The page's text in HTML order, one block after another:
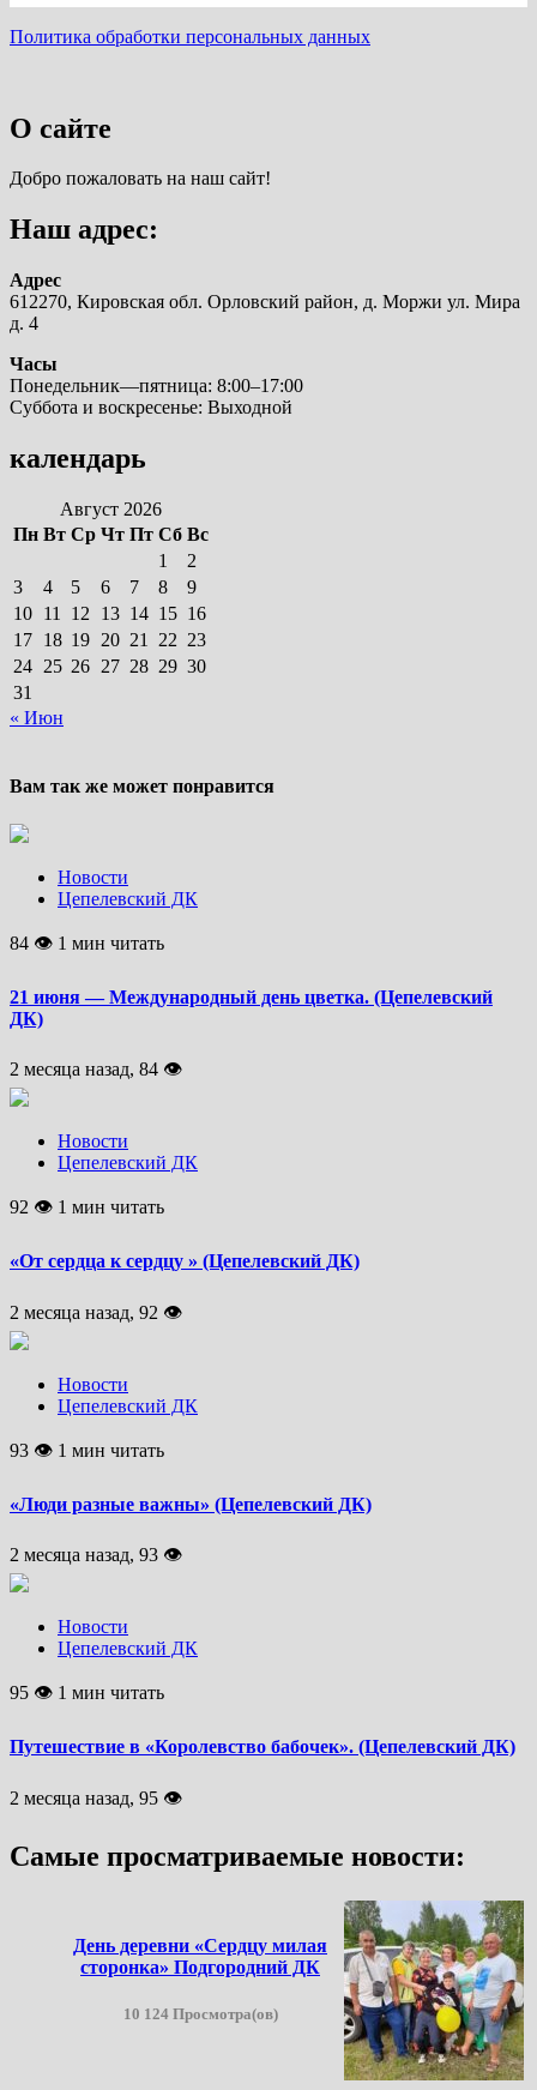
Политика обработки персональных данных
О сайте
Добро пожаловать на наш сайт!
Наш адрес:
Адрес
612270, Кировская обл. Орловский район, д. Моржи ул. Мира
д. 4
Часы
Понедельник—пятница: 8:00–17:00
Суббота и воскресенье: Выходной
календарь
Август 2026
Пн Вт Ср Чт Пт Сб Вс
1
2
3
4 5 6 7 8
9
10 11 12 13 14 15 16
17 18 19 20 21 22 23
24 25 26 27 28 29 30
31
« Июн
Вам так же может понравится
Новости
Цепелевский ДК
84 👁 1 мин читать
21 июня — Международный день цветка. (Цепелевский
ДК)
2 месяца назад, 84 👁
Новости
Цепелевский ДК
92 👁 1 мин читать
«От сердца к сердцу » (Цепелевский ДК)
2 месяца назад, 92 👁
Новости
Цепелевский ДК
93 👁 1 мин читать
«Люди разные важны» (Цепелевский ДК)
2 месяца назад, 93 👁
Новости
Цепелевский ДК
95 👁 1 мин читать
Путешествие в «Королевство бабочек». (Цепелевский ДК)
2 месяца назад, 95 👁
Самые просматриваемые новости:
День деревни «Сердцу милая
сторонка» Подгородний ДК
10 124 Просмотра(ов)